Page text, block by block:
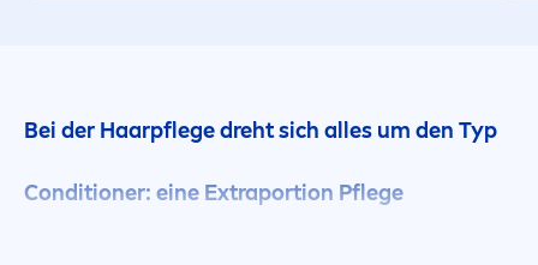
Bei der Haarpflege dreht sich alles um den Typ
Conditioner: eine Extraportion Pflege